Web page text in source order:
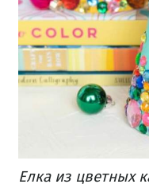
Елка из цветных